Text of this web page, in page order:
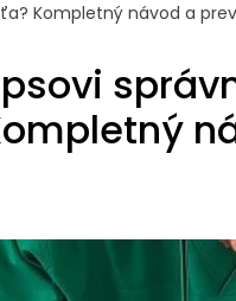
Kompletný návod a